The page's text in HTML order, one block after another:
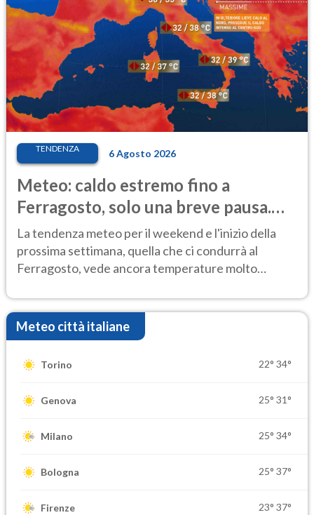
TENDENZA 6 Agosto 2026
Meteo: caldo estremo fino a
Ferragosto, solo una breve pausa.
Ecco dove
La tendenza meteo per il weekend e l'inizio della
prossima settimana, quella che ci condurrà al
Ferragosto, vede ancora temperature molto
Meteo città italiane
Torino 22° 34°
Genova 25° 31°
Milano 25° 34°
Bologna 25° 37°
Firenze 23° 37°